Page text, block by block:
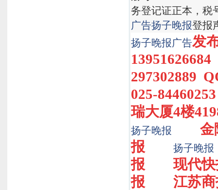
务登记证正本，税
广告扬子晚报登报
扬子晚报广告发
297302889
025-
瑞大厦4楼
扬子晚报
金
报
扬子晚报
报
现代
报
江苏